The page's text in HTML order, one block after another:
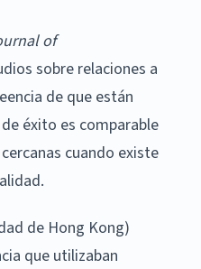
of
sobre relaciones a
de que están
éxito es comparable
cuando existe
de Hong Kong)
que utilizaban